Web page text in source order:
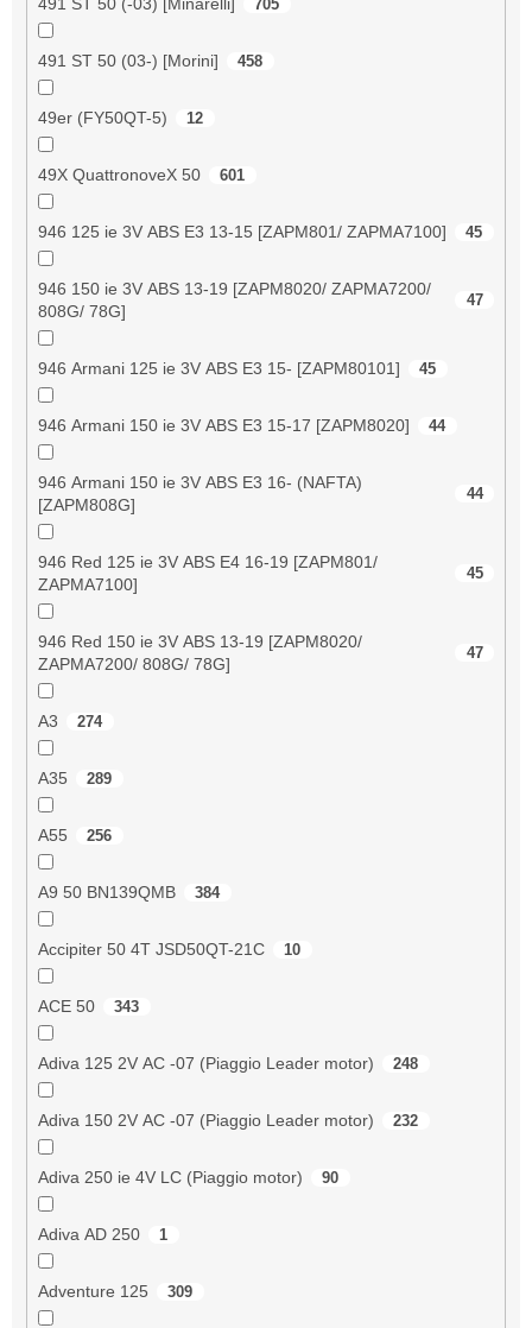
705
491 ST 50 (03-) [Morini] 458
49er (FY50QT-5) 12
49X QuattronoveX 50 601
946 125 ie 3V ABS E3 13-15 [ZAPM801/ ZAPMA7100] 45
946 150 ie 3V ABS 13-19 [ZAPM8020/ ZAPMA7200/
808G/ 78G]
47
946 Armani 125 ie 3V ABS E3 15- [ZAPM80101] 45
946 Armani 150 ie 3V ABS E3 15-17 [ZAPM8020] 44
946 Armani 150 ie 3V ABS E3 16- (NAFTA)
[ZAPM808G]
44
946 Red 125 ie 3V ABS E4 16-19 [ZAPM801/
ZAPMA7100]
45
946 Red 150 ie 3V ABS 13-19 [ZAPM8020/
ZAPMA7200/ 808G/ 78G]
47
A3 274
A35 289
A55 256
A9 50 BN139QMB 384
Accipiter 50 4T JSD50QT-21C 10
ACE 50 343
Adiva 125 2V AC -07 (Piaggio Leader motor) 248
Adiva 150 2V AC -07 (Piaggio Leader motor) 232
Adiva 250 ie 4V LC (Piaggio motor) 90
Adiva AD 250 1
Adventure 125 309